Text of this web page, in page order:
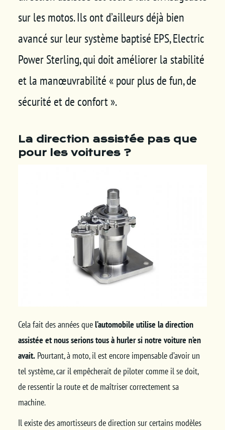
sur les motos. Ils ont d’ailleurs déjà bien
avancé sur leur système baptisé EPS, Electric
Power Sterling, qui doit améliorer la stabilité
et la manœuvrabilité « pour plus de fun, de
sécurité et de confort ».
La direction assistée pas que
pour les voitures ?
Cela fait des années quel’automobile utilise la direction
assistée et nous serions tous à hurler si notre voiture n’en
avait.Pourtant, à moto, il est encore impensable d’avoir un
tel système, car il empêcherait de piloter comme il se doit,
de ressentir la route et de maîtriser correctement sa
machine.
Il existe des amortisseurs de direction sur certains modèles